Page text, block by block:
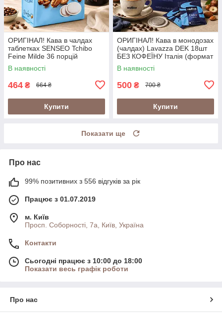
ОРИГІНАЛ! Кава в чалдах
таблетках SENSEO Tchibo
Feine Milde 36 порцій
(Сенсео монодози крема 62
мм м'яка кава)
В наявності
464 ₴ 664 ₴
Купити
ОРИГІНАЛ! Кава в монодозах
(чалдах) Lavazza DEK 18шт
БЕЗ КОФЕЇНУ Італія (формат
ESE 44 мм)
В наявності
500 ₴ 700 ₴
Купити
Показати ще
Про нас
99% позитивних з 556 відгуків за рік
Працює з 01.07.2019
м. Київ
Просп. Соборності, 7а, Київ, Україна
Контакти
Сьогодні працює з 10:00 до 18:00
Показати весь графік роботи
Про нас